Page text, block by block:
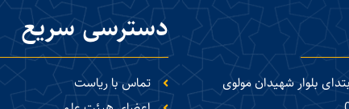
بلوار شهیدان مولوی
دسترسی سریع
تماس با ریاست